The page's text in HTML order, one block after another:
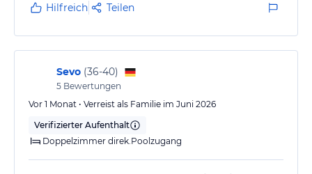
Hilfreich Teilen
Sevo (36-40)
5 Bewertungen
Vor 1 Monat • Verreist als Familie im Juni 2026
Verifizierter Aufenthalt
Doppelzimmer direk.Poolzugang